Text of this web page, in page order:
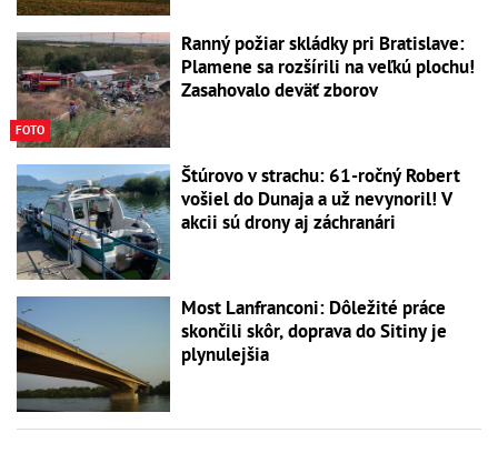
FOTO
Ranný požiar skládky pri Bratislave:
Plamene sa rozšírili na veľkú plochu!
Zasahovalo deväť zborov
Štúrovo v strachu: 61-ročný Robert
vošiel do Dunaja a už nevynoril! V
akcii sú drony aj záchranári
Most Lanfranconi: Dôležité práce
skončili skôr, doprava do Sitiny je
plynulejšia